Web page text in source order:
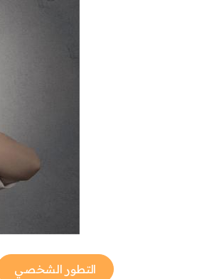
التطور الشخصي